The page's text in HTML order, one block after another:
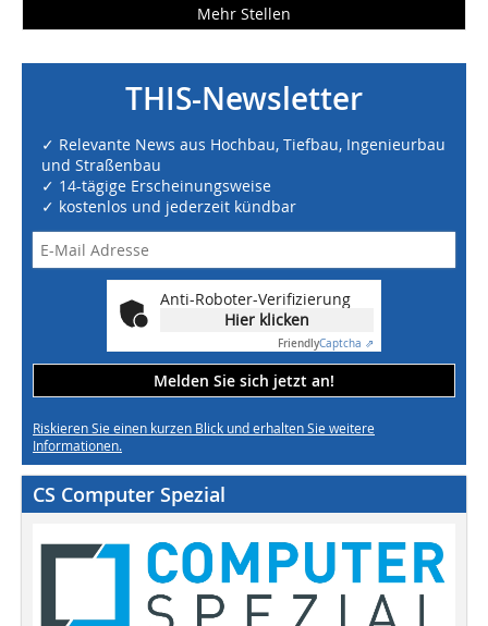
Mehr Stellen
THIS-Newsletter
✓ Relevante News aus Hochbau, Tiefbau, Ingenieurbau
und Straßenbau
✓ 14-tägige Erscheinungsweise
✓ kostenlos und jederzeit kündbar
Anti-Roboter-Verifizierung
Hier klicken
FriendlyCaptcha ⇗
Melden Sie sich jetzt an!
Riskieren Sie einen kurzen Blick und erhalten Sie weitere
Informationen.
CS Computer Spezial